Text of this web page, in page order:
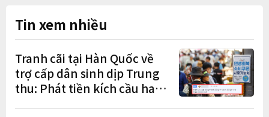
Tin xem nhiều
Tranh cãi tại Hàn Quốc về
trợ cấp dân sinh dịp Trung
thu: Phát tiền kích cầu hay